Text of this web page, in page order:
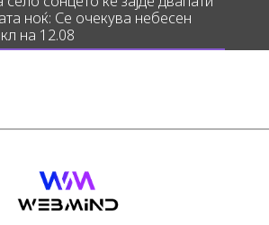
ноќ: Се очекува небесен
на 12.08